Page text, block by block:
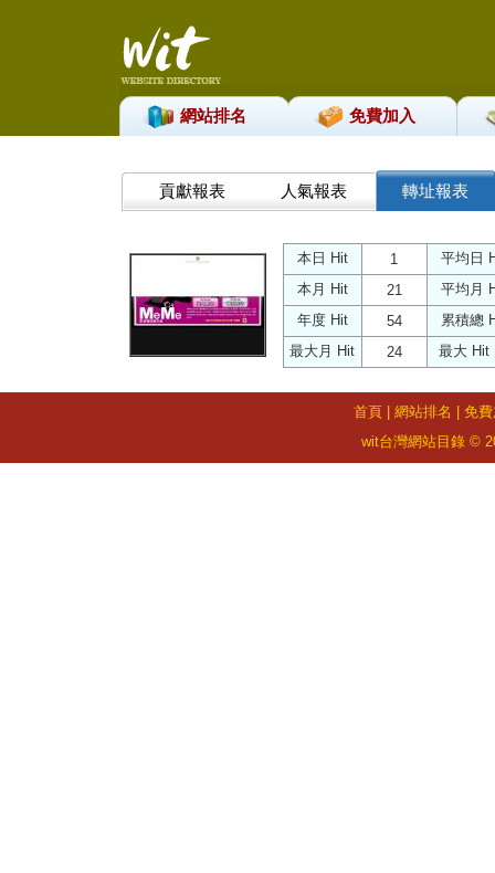
網站排名 免費加入
貢獻報表 人氣報表 轉址報表
本日 Hit 1
平均日
本月 Hit
21
平均月
年度 Hit
54
累積總
最大月 Hit
24 最大 Hit
首頁| 網站排名
免
wit台灣網站目錄 ©